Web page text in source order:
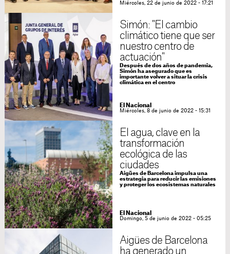
Miércoles, 22 de junio de 2022 - 17:21
Simón: "El cambio
climático tiene que ser
nuestro centro de
actuación"
Después de dos años de pandemia,
Simón ha asegurado que es
importante volver a situar la crisis
climática en el centro
El Nacional
Miércoles, 8 de junio de 2022 - 15:31
El agua, clave en la
transformación
ecológica de las
ciudades
Aigües de Barcelona impulsa una
estrategia para reducir las emisiones
y proteger los ecosistemas naturales
El Nacional
Domingo, 5 de junio de 2022 - 05:25
Aigües de Barcelona
ha generado un